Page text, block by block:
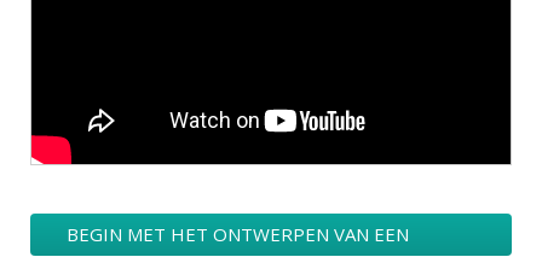
BEGIN MET HET ONTWERPEN VAN EEN